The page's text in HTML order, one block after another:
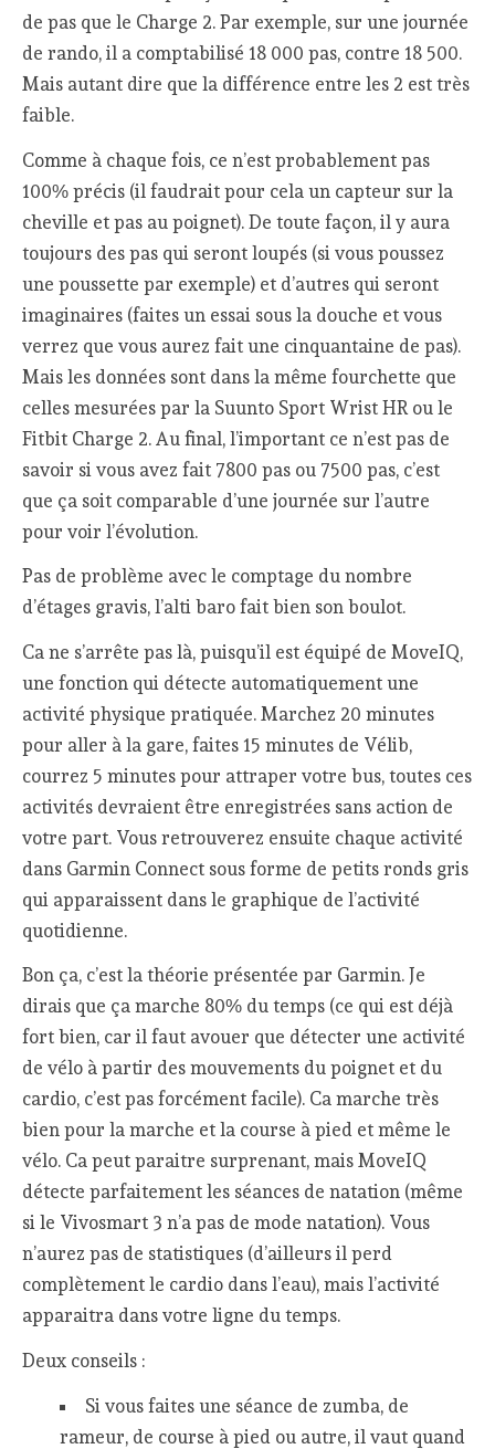
de pas que le Charge 2. Par exemple, sur une journée
de rando, il a comptabilisé 18 000 pas, contre 18 500.
Mais autant dire que la différence entre les 2 est très
faible.
Comme à chaque fois, ce n’est probablement pas
100% précis (il faudrait pour cela un capteur sur la
cheville et pas au poignet). De toute façon, il y aura
toujours des pas qui seront loupés (si vous poussez
une poussette par exemple) et d’autres qui seront
imaginaires (faites un essai sous la douche et vous
verrez que vous aurez fait une cinquantaine de pas).
Mais les données sont dans la même fourchette que
celles mesurées par la Suunto Sport Wrist HR ou le
Fitbit Charge 2. Au final, l’important ce n’est pas de
savoir si vous avez fait 7800 pas ou 7500 pas, c’est
que ça soit comparable d’une journée sur l’autre
pour voir l’évolution.
Pas de problème avec le comptage du nombre
d’étages gravis, l’alti baro fait bien son boulot.
Ca ne s’arrête pas là, puisqu’il est équipé de MoveIQ,
une fonction qui détecte automatiquement une
activité physique pratiquée. Marchez 20 minutes
pour aller à la gare, faites 15 minutes de Vélib,
courrez 5 minutes pour attraper votre bus, toutes ces
activités devraient être enregistrées sans action de
votre part. Vous retrouverez ensuite chaque activité
dans Garmin Connect sous forme de petits ronds gris
qui apparaissent dans le graphique de l’activité
quotidienne.
Bon ça, c’est la théorie présentée par Garmin. Je
dirais que ça marche 80% du temps (ce qui est déjà
fort bien, car il faut avouer que détecter une activité
de vélo à partir des mouvements du poignet et du
cardio, c’est pas forcément facile). Ca marche très
bien pour la marche et la course à pied et même le
vélo. Ca peut paraitre surprenant, mais MoveIQ
détecte parfaitement les séances de natation (même
si le Vivosmart 3 n’a pas de mode natation). Vous
n’aurez pas de statistiques (d’ailleurs il perd
complètement le cardio dans l’eau), mais l’activité
apparaitra dans votre ligne du temps.
Deux conseils :
Si vous faites une séance de zumba, de
rameur, de course à pied ou autre, il vaut quand